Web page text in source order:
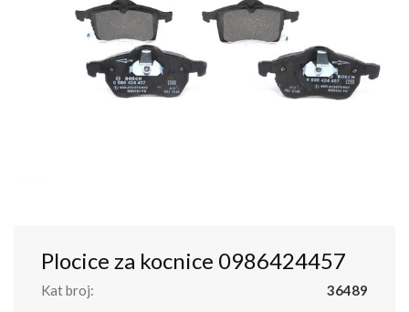
Plocice za kocnice 0986424457
Kat broj:
36489